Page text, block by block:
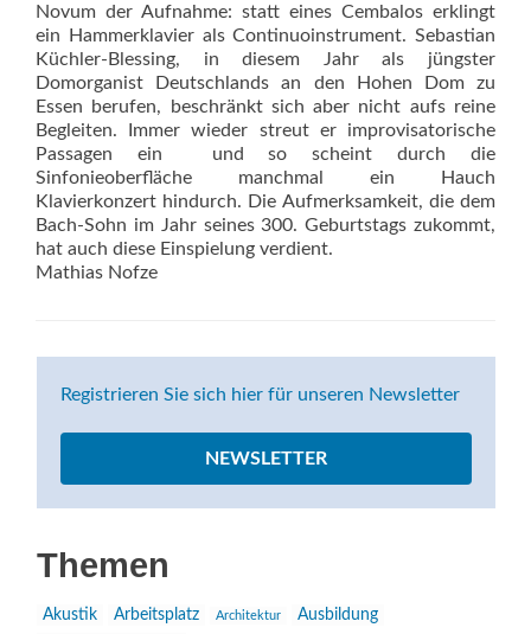
Novum der Aufnahme: statt eines Cembalos erklingt
ein Hammerklavier als Continuoinstrument. Sebastian
Küchler-Blessing, in diesem Jahr als jüngster
Domorganist Deutschlands an den Hohen Dom zu
Essen berufen, beschränkt sich aber nicht aufs reine
Begleiten. Immer wieder streut er improvisatorische
Passagen ein  und so scheint durch die
Sinfonieoberfläche manchmal ein Hauch
Klavierkonzert hindurch. Die Aufmerksamkeit, die dem
Bach-Sohn im Jahr seines 300. Geburtstags zukommt,
hat auch diese Einspielung verdient.
Mathias Nofze
Registrieren Sie sich hier für unseren Newsletter
NEWSLETTER
Themen
Akustik Arbeitsplatz Architektur Ausbildung